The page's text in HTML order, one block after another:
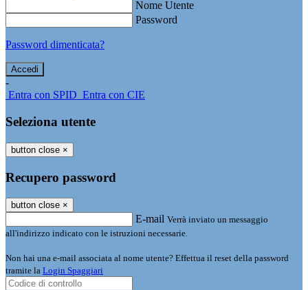
Nome Utente
Password
Password dimenticata?
-
Entra con SPID Entra con CIE
Seleziona utente
button close ×
Recupero password
button close ×
E-mail Verrà inviato un messaggio
all'indirizzo indicato con le istruzioni necessarie.
Non hai una e-mail associata al nome utente? Effettua il reset della password
tramite la Login Spaggiari